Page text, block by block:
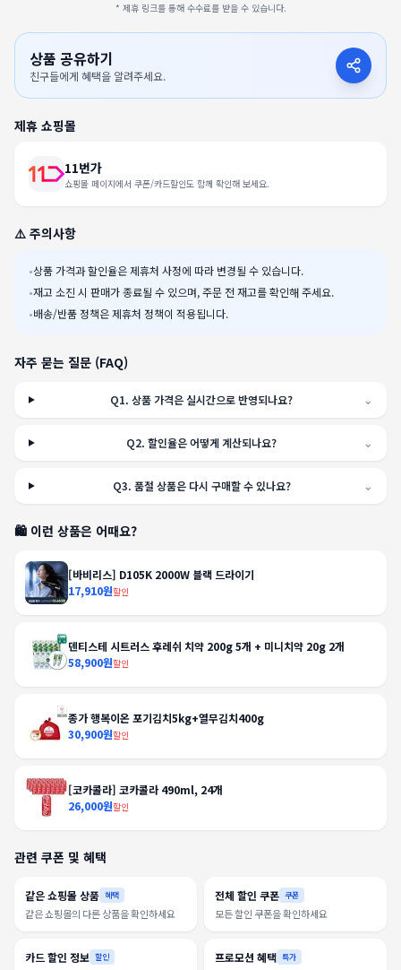
* 제휴 링크를 통해 수수료를 받을 수 있습니다.
상품 공유하기
친구들에게 혜택을 알려주세요.
제휴 쇼핑몰
11번가
쇼핑몰 페이지에서 쿠폰/카드할인도 함께 확인해 보세요.
⚠️ 주의사항
•상품 가격과 할인율은 제휴처 사정에 따라 변경될 수 있습니다.
•재고 소진 시 판매가 종료될 수 있으며, 주문 전 재고를 확인해 주세요.
•배송/반품 정책은 제휴처 정책이 적용됩니다.
자주 묻는 질문 (FAQ)
Q1.상품 가격은 실시간으로 반영되나요? ⌄
Q2.할인율은 어떻게 계산되나요? ⌄
Q3. 품절 상품은 다시 구매할 수 있나요? ⌄
🛍️ 이런 상품은 어때요?
[바비리스] D105K 2000W 블랙 드라이기
17,910원할인
덴티스테 시트러스 후레쉬 치약 200g 5개 + 미니치약 20g 2개
58,900원할인
종가 행복이온 포기김치5kg+열무김치400g
30,900원할인
[코카콜라] 코카콜라 490ml, 24개
26,000원할인
관련 쿠폰 및 혜택
같은 쇼핑몰 상품 혜택
같은 쇼핑몰의 다른 상품을 확인하세요
전체 할인 쿠폰 쿠폰
모든 할인 쿠폰을 확인하세요
카드 할인 정보 할인 프로모션 혜택 특가